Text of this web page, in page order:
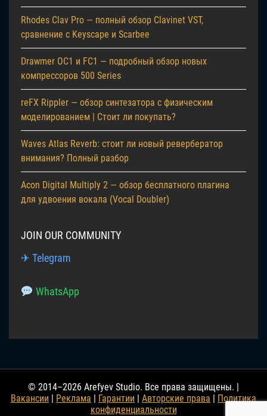
Rhodes Clav Pro — полный обзор Clavinet VST,
сравнение с Keyscape и Scarbee
Drawmer OC1 и FC1 — подробный обзор новых
компрессоров 500 Series
reFX Rippler — обзор синтезатора с физическим
моделированием | Стоит ли покупать?
Waves Atlas Reverb: стоит ли новый ревербератор
внимания? Полный разбор
Acon Digital Multiply 2 — обзор бесплатного плагина
для удвоения вокала (Vocal Doubler)
JOIN OUR COMMUNITY
✈ Telegram
WhatsApp
© 2014–2026 Arefyev Studio. Все права защищены. |
Вакансии
Реклама Гарантии Авторские права
Политика
конфиденциальности